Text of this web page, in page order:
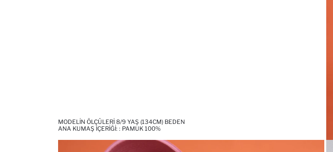
MODELIN ÖLÇÜLERI 8/9 YAŞ (134CM) BEDEN
ANA KUMAŞ İÇERIĞI: : PAMUK 100%